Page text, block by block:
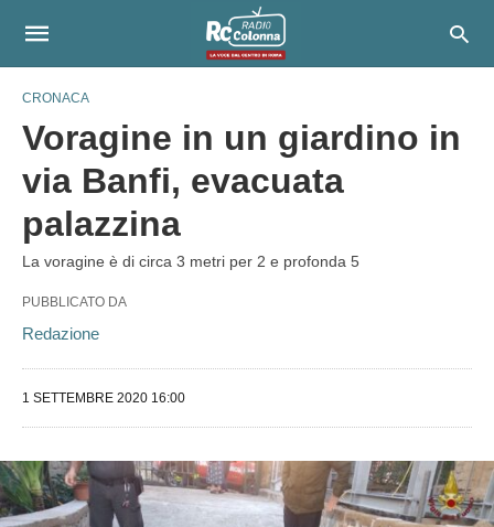
CRONACA
Voragine in un giardino in
via Banfi, evacuata
palazzina
La voragine è di circa 3 metri per 2 e profonda 5
PUBBLICATO DA
Redazione
1 SETTEMBRE 2020 16:00